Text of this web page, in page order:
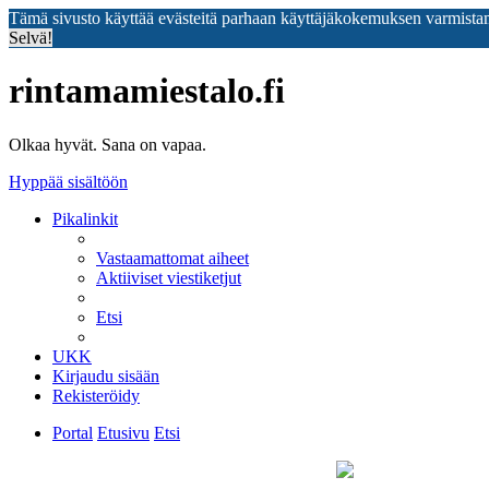
Tämä sivusto käyttää evästeitä parhaan käyttäjäkokemuksen
Selvä!
rintamamiestalo.fi
Olkaa hyvät. Sana on vapaa.
Hyppää sisältöön
Pikalinkit
Vastaamattomat aiheet
Aktiiviset viestiketjut
Etsi
UKK
Kirjaudu sisään
Rekisteröidy
Portal Etusivu Etsi